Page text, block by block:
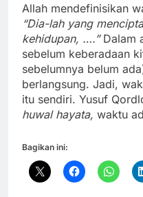
Allah mendefinisikan
“Dia-lah yang
kehidupan, ….”Dalam
sebelum keberadaan
sebelumnya belum
berlangsung. Jadi,
itu sendiri. Yusuf
huwal hayata, waktu
Bagikan ini: